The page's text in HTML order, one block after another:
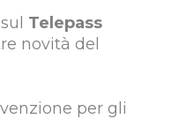
Telepass
novità del
per gli